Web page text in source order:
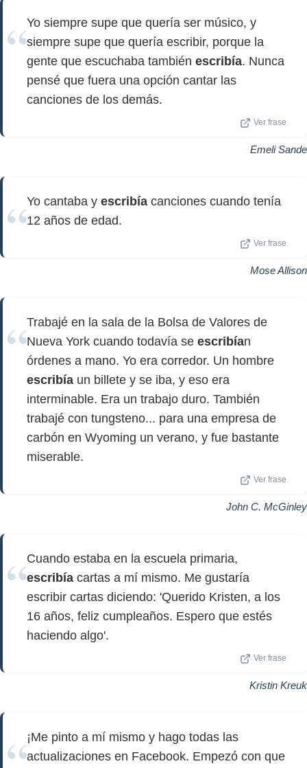
Yo siempre supe que quería ser músico, y
siempre supe que quería escribir, porque la
gente que escuchaba también escribía. Nunca
pensé que fuera una opción cantar las
canciones de los demás.
Ver frase
Emeli Sande
Yo cantaba y escribía canciones cuando tenía
12 años de edad.
Ver frase
Mose Allison
Trabajé en la sala de la Bolsa de Valores de
Nueva York cuando todavía se escribían
órdenes a mano. Yo era corredor. Un hombre
escribía un billete y se iba, y eso era
interminable. Era un trabajo duro. También
trabajé con tungsteno... para una empresa de
carbón en Wyoming un verano, y fue bastante
miserable.
Ver frase
John C. McGinley
Cuando estaba en la escuela primaria,
escribía cartas a mí mismo. Me gustaría
escribir cartas diciendo: 'Querido Kristen, a los
16 años, feliz cumpleaños. Espero que estés
haciendo algo'.
Ver frase
Kristin Kreuk
¡Me pinto a mí mismo y hago todas las
actualizaciones en Facebook. Empezó con que